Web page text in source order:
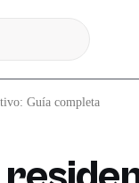
Guía completa